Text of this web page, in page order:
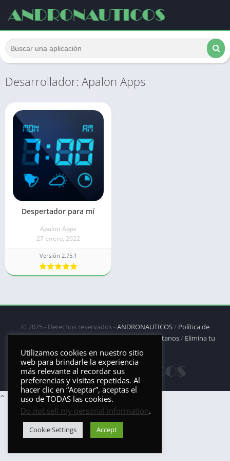
Desarrollador: Apalon Apps
Despertador para mí
Apalon Apps
27 enero, 2022
Versión 2.75.1
© 2025 - Derechos reservados -ANDRONAUTICOS/ Política de
privacidad/Política de Cookies/DMCA/Contáctanos/ Elimina tu
aplicación
Utilizamos cookies en nuestro sitio
web para brindarle la experiencia
más relevante al recordar sus
preferencias y visitas repetidas. Al
hacer clic en “Aceptar”, aceptas el
uso de TODAS las cookies.
Do not sell my personal information.
Cookie Settings Accept